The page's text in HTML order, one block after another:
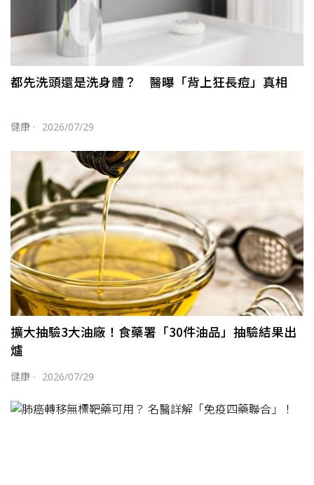
都先洗頭還是洗身體？ 醫曝「背上狂長痘」真相
健康 · 2026/07/29
擴大抽驗3大油廠！食藥署「30件油品」抽驗結果出
爐
健康 · 2026/07/29